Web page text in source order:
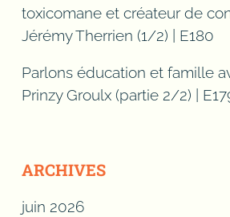
toxicomane et créateur de
Jérémy Therrien (1/2) | E180
Parlons éducation et famille
Prinzy Groulx (partie 2/2) |
ARCHIVES
juin 2026